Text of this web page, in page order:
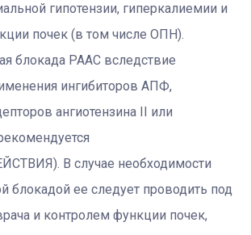
гипотензии, гиперкалиемии и
почек (в том числе ОПН).
блокада РААС вследствие
ингибиторов АПФ,
ангиотензина II или
В случае необходимости
блокадой ее следует проводить под
и контролем функции почек,